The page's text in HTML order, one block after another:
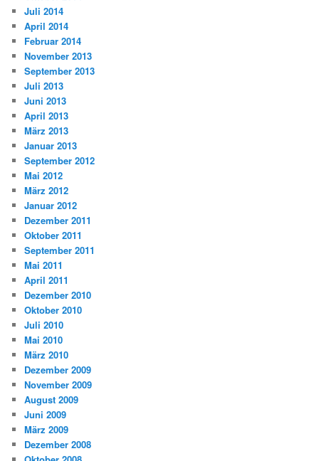
Juli 2014
April 2014
Februar 2014
November 2013
September 2013
Juli 2013
Juni 2013
April 2013
März 2013
Januar 2013
September 2012
Mai 2012
März 2012
Januar 2012
Dezember 2011
Oktober 2011
September 2011
Mai 2011
April 2011
Dezember 2010
Oktober 2010
Juli 2010
Mai 2010
März 2010
Dezember 2009
November 2009
August 2009
Juni 2009
März 2009
Dezember 2008